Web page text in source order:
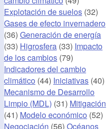
Explotación de suelos (32)
Gases de efecto invernadero
(36) Generación de energía
(33) Higrosfera (33) Impacto
de los cambios (79)
Indicadores del cambio
climático (44) Iniciativas (40)
Mecanismo de Desarrollo
Limpio (MDL) (31) Mitigación
(41) Modelo económico (52)
Negociación (56) Océanos